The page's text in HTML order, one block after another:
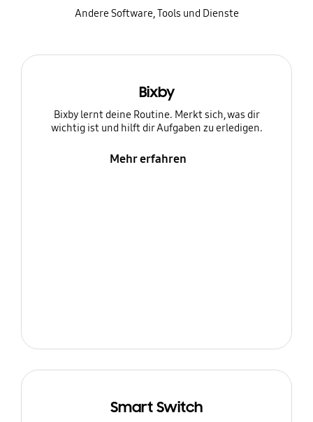
Andere Software, Tools und Dienste
Bixby
Bixby lernt deine Routine. Merkt sich, was dir
wichtig ist und hilft dir Aufgaben zu erledigen.
Mehr erfahren
Smart Switch